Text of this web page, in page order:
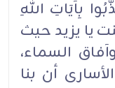
بِآيَاتِ اللهِ
يا يزيد حيث
السماء،
أن بنا